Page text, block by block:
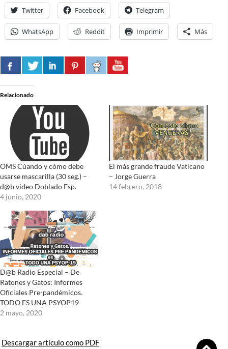
Twitter Facebook Telegram
WhatsApp Reddit Imprimir Más
Relacionado
OMS Cúando y cómo debe
usarse mascarilla (30 seg.) –
d@b video Doblado Esp.
4 junio, 2020
El más grande fraude Vaticano
– Jorge Guerra
14 febrero, 2018
D@b Radio Especial – De
Ratones y Gatos: Informes
Oficiales Pre-pandémicos.
TODO ES UNA PSYOP19
2 mayo, 2020
Descargar artículo como PDF